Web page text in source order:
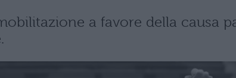
a favore della causa